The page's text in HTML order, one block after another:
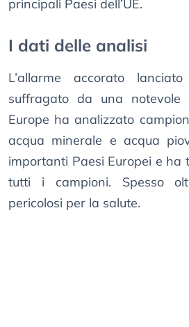
principali Paesi dell’UE.
I dati delle analisi
L’allarme accorato
suffragato da una
Europe ha analizzato
acqua minerale e acqua
importanti Paesi Europei e ha
tutti i campioni. Spesso
pericolosi per la salute.